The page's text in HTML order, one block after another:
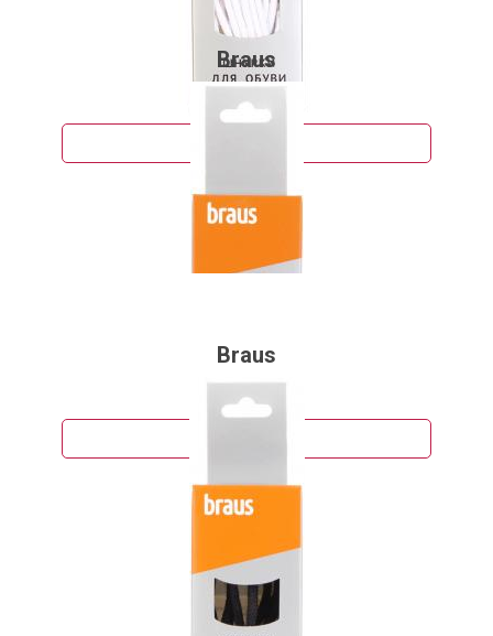
Braus
64 руб.
Braus
55 руб.